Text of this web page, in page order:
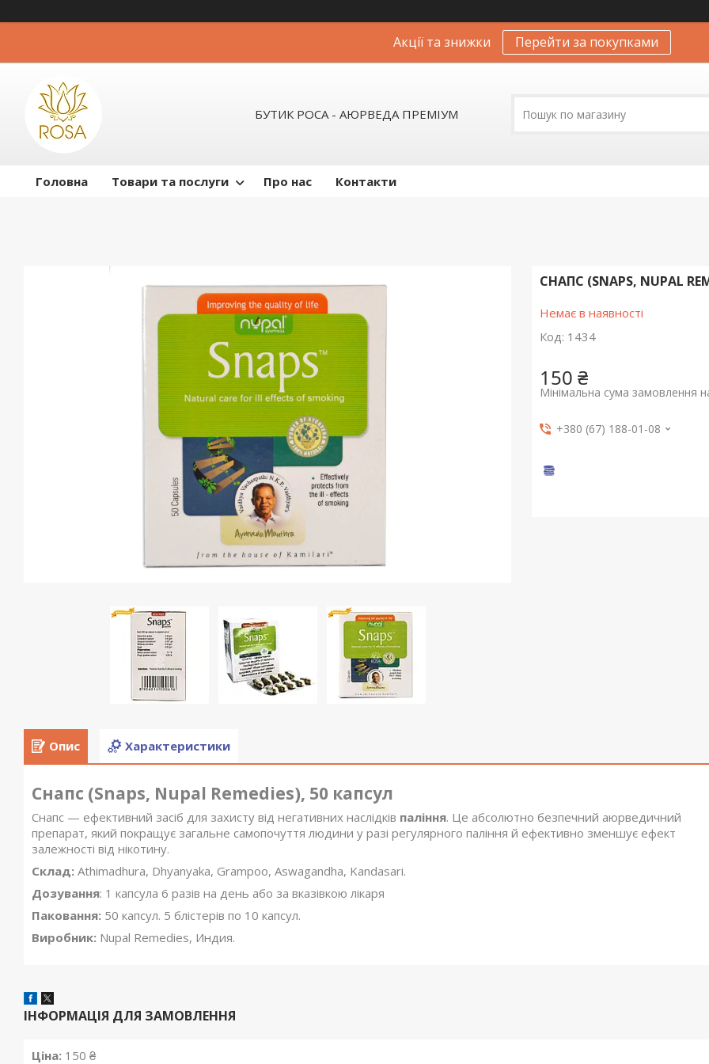
Акції та знижки Перейти за покупками
БУТИК РОСА - АЮРВЕДА ПРЕМІУМ
Головна Товари та послуги Про нас Контакти
СНАПС (SNAPS, NUPAL
Немає в наявності
Код: 1434
150 ₴
Мінімальна сума замовлення
+380 (67) 188-01-08
Опис Характеристики
Снапс (Snaps, Nupal Remedies), 50 капсул
Снапс — ефективний засіб для захисту від негативних наслідків паління. Це абсолютно безпечний аюрведичний
препарат, який покращує загальне самопочуття людини у разі регулярного паління й ефективно зменшує ефект
залежності від нікотину.
Склад: Athimadhura, Dhyanyaka, Grampoo, Aswagandha, Kandasari.
Дозування: 1 капсула 6 разів на день або за вказівкою лікаря
Паковання: 50 капсул. 5 блістерів по 10 капсул.
Виробник: Nupal Remedies, Индия.
ІНФОРМАЦІЯ ДЛЯ ЗАМОВЛЕННЯ
Ціна: 150 ₴